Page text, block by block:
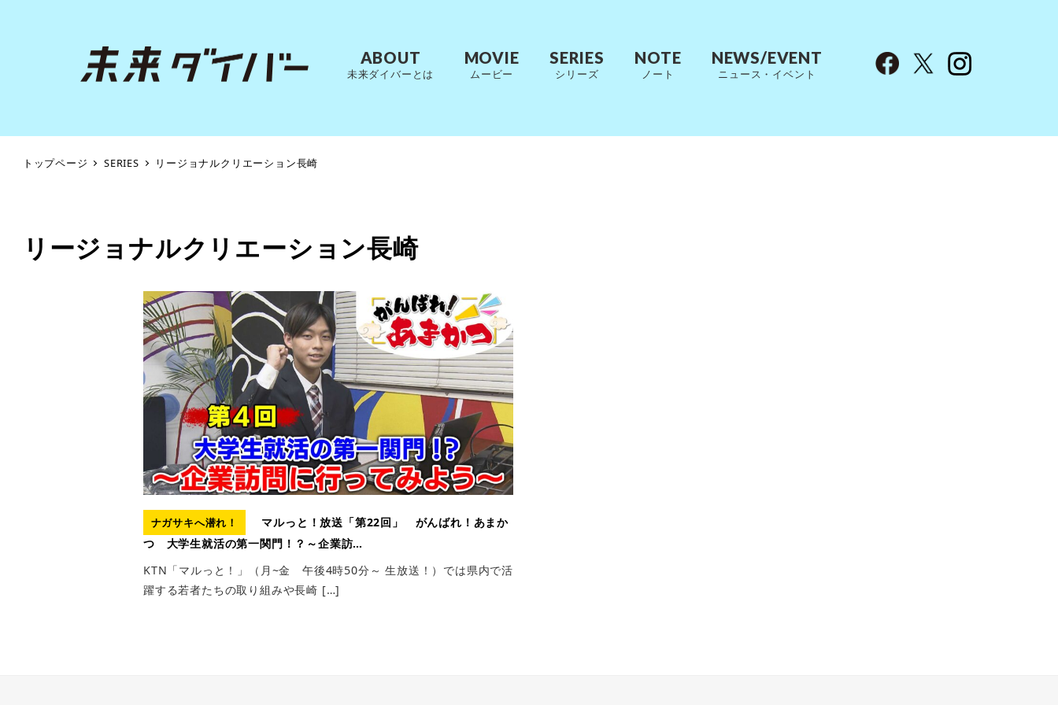
ABOUT
未来ダイバーとは
MOVIE
ムービー
SERIES
シリーズ
NOTE
ノート
NEWS/EVENT
ニュース・イベント
トップページ SERIES リージョナルクリエーション長崎
リージョナルクリエーション長崎
ナガサキへ潜れ！
マルっと！放送「第22回」 がんばれ！あまか
つ 大学生就活の第一関門！？～企業訪…
KTN「マルっと！」（月~金 午後4時50分～ 生放送！）では県内で活
躍する若者たちの取り組みや長崎 […]